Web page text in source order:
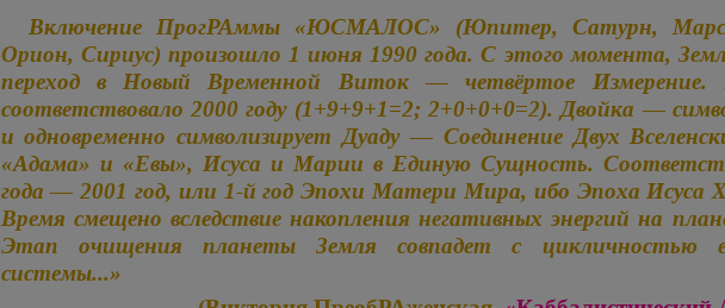
Включение ПрогРАммы «ЮСМАЛОС» (Юпитер, Сатурн, Марс
Орион, Сириус) произошло 1 июня 1990 года. С этого момента,
переход в Новый Временной Виток — четвёртое
соответствовало 2000 году (1+9+9+1=2; 2+0+0+0=2). Двойка —
и одновременно символизирует Дуаду — Соединение Двух
«Адама» и «Евы», Исуса и Марии в Единую Сущность.
года — 2001 год, или 1-й год Эпохи Матери Мира, ибо Эпоха Исуса
Время смещено вследствие накопления негативных энергий на
Этап очищения планеты Земля совпадет с цикличностью
системы...»